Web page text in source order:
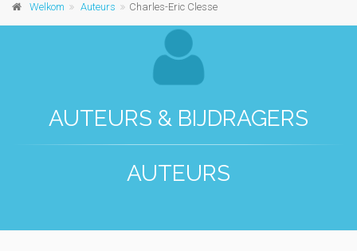
Welkom Auteurs Charles-Eric Clesse
AUTEURS & BIJDRAGERS
AUTEURS